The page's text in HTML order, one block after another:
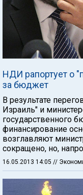
НДИ рапортует о
за бюджет
В результате
Израиль" и
государственного
финансирование
возглавляют
сокращено, но,
16.05.2013 14:05 //